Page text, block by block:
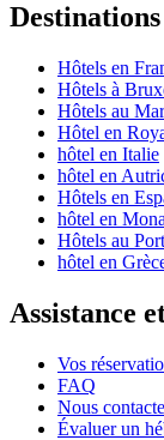
Hôtels en
Hôtels à
Hôtels au
Hôtel en
hôtel en Italie
hôtel en
Hôtels en
hôtel en
Hôtels au
hôtel en
Assistance
Vos
FAQ
Nous
Évaluer un